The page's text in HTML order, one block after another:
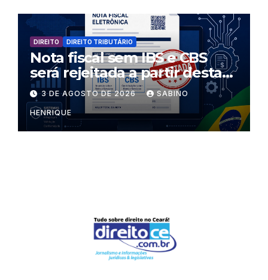
DIREITO DIREITO TRIBUTÁRIO
Nota fiscal sem IBS e CBS
será rejeitada a partir desta
segunda-feira
3 DE AGOSTO DE 2026 SABINO
HENRIQUE